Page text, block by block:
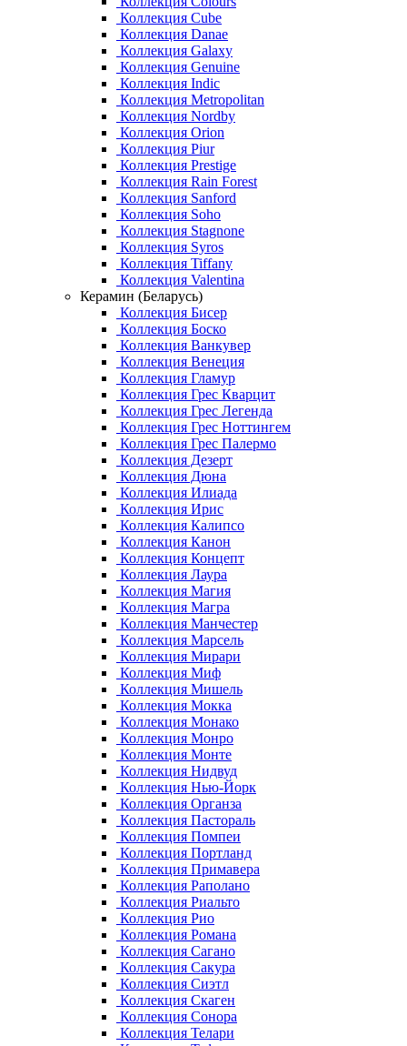
Коллекция Cube
Коллекция Danae
Коллекция Galaxy
Коллекция Genuine
Коллекция Indic
Коллекция Metropolitan
Коллекция Nordby
Коллекция Orion
Коллекция Piur
Коллекция Prestige
Коллекция Rain Forest
Коллекция Sanford
Коллекция Soho
Коллекция Stagnone
Коллекция Syros
Коллекция Tiffany
Коллекция Valentina
Керамин (Беларусь)
Коллекция Бисер
Коллекция Боско
Коллекция Ванкувер
Коллекция Венеция
Коллекция Гламур
Коллекция Грес Кварцит
Коллекция Грес Легенда
Коллекция Грес Ноттингем
Коллекция Грес Палермо
Коллекция Дезерт
Коллекция Дюна
Коллекция Илиада
Коллекция Ирис
Коллекция Калипсо
Коллекция Канон
Коллекция Концепт
Коллекция Лаура
Коллекция Магия
Коллекция Магра
Коллекция Манчестер
Коллекция Марсель
Коллекция Мирари
Коллекция Миф
Коллекция Мишель
Коллекция Мокка
Коллекция Монако
Коллекция Монро
Коллекция Монте
Коллекция Нидвуд
Коллекция Нью-Йорк
Коллекция Органза
Коллекция Пастораль
Коллекция Помпеи
Коллекция Портланд
Коллекция Примавера
Коллекция Раполано
Коллекция Риальто
Коллекция Рио
Коллекция Романа
Коллекция Сагано
Коллекция Сакура
Коллекция Сиэтл
Коллекция Скаген
Коллекция Сонора
Коллекция Телари